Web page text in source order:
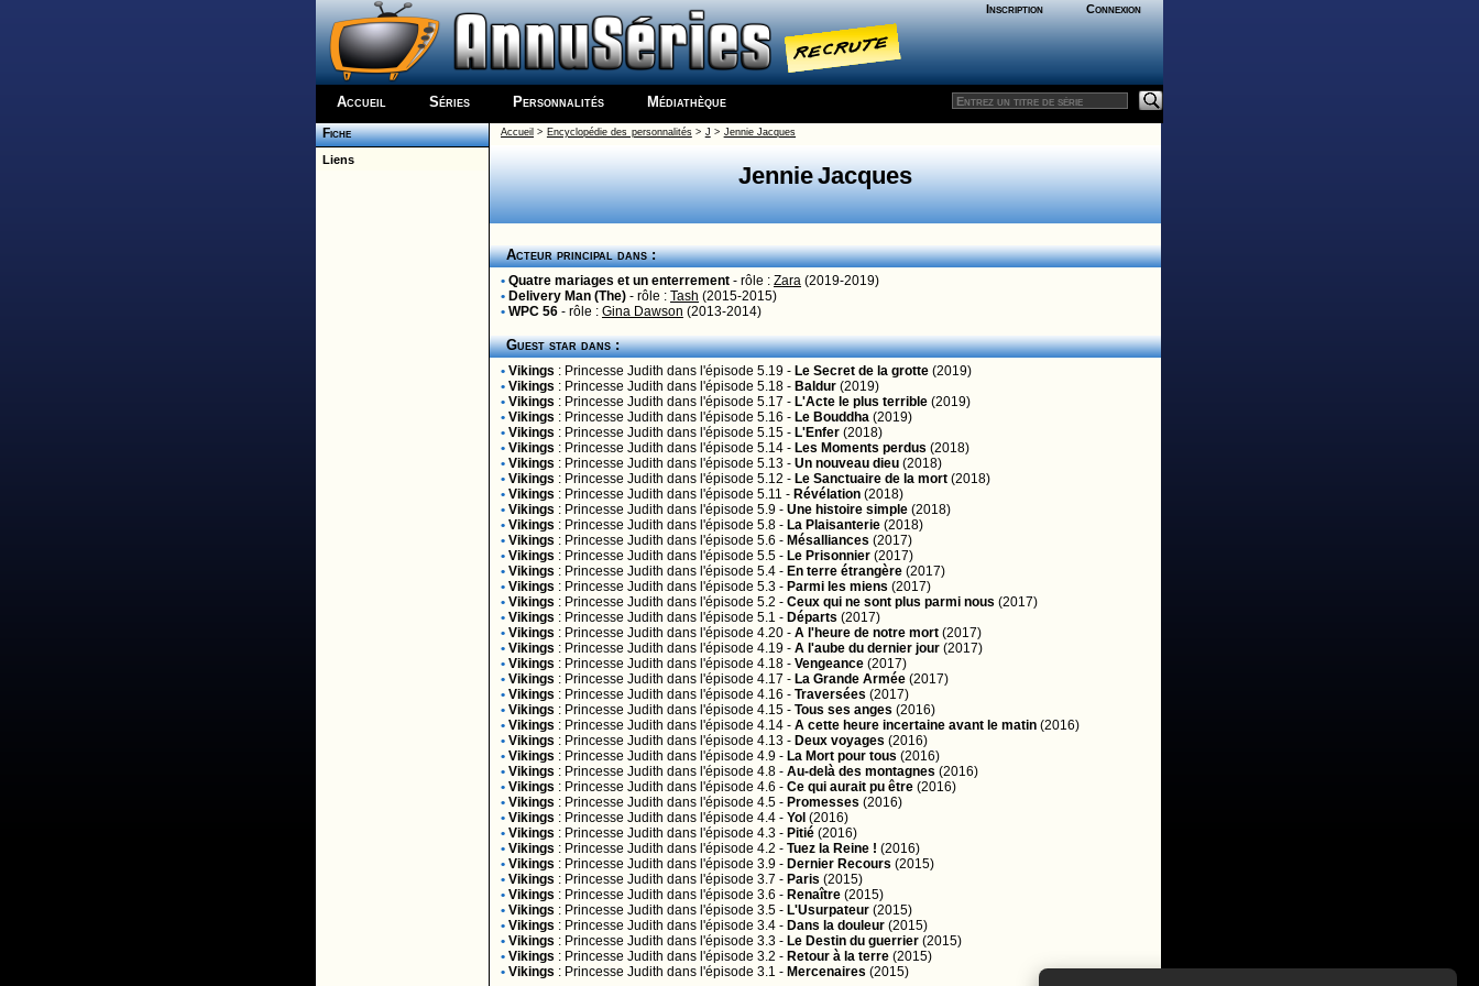
Inscription Connexion
Accueil Séries Personnalités Médiathèque
Fiche
Liens
Accueil > Encyclopédie des personnalités> J > Jennie Jacques
Jennie Jacques
Acteur principal dans :
• Quatre mariages et un enterrement - rôle : Zara (2019-2019)
• Delivery Man (The) - rôle : Tash (2015-2015)
• WPC 56 - rôle : Gina Dawson (2013-2014)
Guest star dans :
• Vikings : Princesse Judith dans l'épisode 5.19 - Le Secret de la grotte (2019)
• Vikings : Princesse Judith dans l'épisode 5.18 - Baldur (2019)
• Vikings : Princesse Judith dans l'épisode 5.17 - L'Acte le plus terrible (2019)
• Vikings : Princesse Judith dans l'épisode 5.16 - Le Bouddha (2019)
• Vikings : Princesse Judith dans l'épisode 5.15 - L'Enfer (2018)
• Vikings : Princesse Judith dans l'épisode 5.14 - Les Moments perdus (2018)
• Vikings : Princesse Judith dans l'épisode 5.13 - Un nouveau dieu (2018)
• Vikings : Princesse Judith dans l'épisode 5.12 - Le Sanctuaire de la mort (2018)
• Vikings : Princesse Judith dans l'épisode 5.11 - Révélation (2018)
• Vikings : Princesse Judith dans l'épisode 5.9 - Une histoire simple (2018)
• Vikings : Princesse Judith dans l'épisode 5.8 - La Plaisanterie (2018)
• Vikings : Princesse Judith dans l'épisode 5.6 - Mésalliances (2017)
• Vikings : Princesse Judith dans l'épisode 5.5 - Le Prisonnier (2017)
• Vikings : Princesse Judith dans l'épisode 5.4 - En terre étrangère (2017)
• Vikings : Princesse Judith dans l'épisode 5.3 - Parmi les miens (2017)
• Vikings : Princesse Judith dans l'épisode 5.2 - Ceux qui ne sont plus parmi nous (2017)
• Vikings : Princesse Judith dans l'épisode 5.1 - Départs (2017)
• Vikings : Princesse Judith dans l'épisode 4.20 - A l'heure de notre mort (2017)
• Vikings : Princesse Judith dans l'épisode 4.19 - A l'aube du dernier jour (2017)
• Vikings : Princesse Judith dans l'épisode 4.18 - Vengeance (2017)
• Vikings : Princesse Judith dans l'épisode 4.17 - La Grande Armée (2017)
• Vikings : Princesse Judith dans l'épisode 4.16 - Traversées (2017)
• Vikings : Princesse Judith dans l'épisode 4.15 - Tous ses anges (2016)
• Vikings : Princesse Judith dans l'épisode 4.14 - A cette heure incertaine avant le matin (2016)
• Vikings : Princesse Judith dans l'épisode 4.13 - Deux voyages (2016)
• Vikings : Princesse Judith dans l'épisode 4.9 - La Mort pour tous (2016)
• Vikings : Princesse Judith dans l'épisode 4.8 - Au-delà des montagnes (2016)
• Vikings : Princesse Judith dans l'épisode 4.6 - Ce qui aurait pu être (2016)
• Vikings : Princesse Judith dans l'épisode 4.5 - Promesses (2016)
• Vikings : Princesse Judith dans l'épisode 4.4 - Yol (2016)
• Vikings : Princesse Judith dans l'épisode 4.3 - Pitié (2016)
• Vikings : Princesse Judith dans l'épisode 4.2 - Tuez la Reine ! (2016)
• Vikings : Princesse Judith dans l'épisode 3.9 - Dernier Recours (2015)
• Vikings : Princesse Judith dans l'épisode 3.7 - Paris (2015)
• Vikings : Princesse Judith dans l'épisode 3.6 - Renaître (2015)
• Vikings : Princesse Judith dans l'épisode 3.5 - L'Usurpateur (2015)
• Vikings : Princesse Judith dans l'épisode 3.4 - Dans la douleur (2015)
• Vikings : Princesse Judith dans l'épisode 3.3 - Le Destin du guerrier (2015)
• Vikings : Princesse Judith dans l'épisode 3.2 - Retour à la terre (2015)
• Vikings : Princesse Judith dans l'épisode 3.1 - Mercenaires (2015)